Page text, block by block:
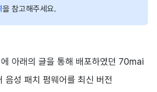
을 참고해주세요.
아래의 글을 통해 배포하였던 70mai
성 패치 펌웨어를 최신 버전